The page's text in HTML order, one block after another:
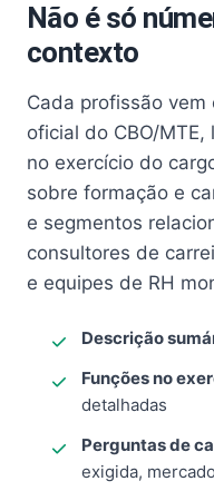
Não é só
contexto
Cada profissão
oficial do CBO/
no exercício do
sobre formação e
e segmentos
consultores de
e equipes de RH
Descrição
Funções no
detalhadas
Perguntas de
exigida,